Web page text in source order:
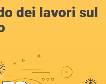
dei lavori sul